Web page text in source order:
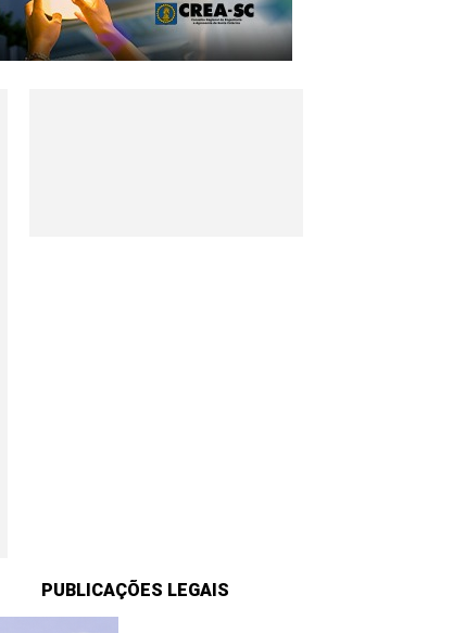
PUBLICAÇÕES LEGAIS